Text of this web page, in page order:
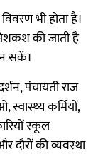
भी होता है।
की जाती है
सकें।
पंचायती राज
कर्मियों,
स्कूल
दौरों की व्यवस्था